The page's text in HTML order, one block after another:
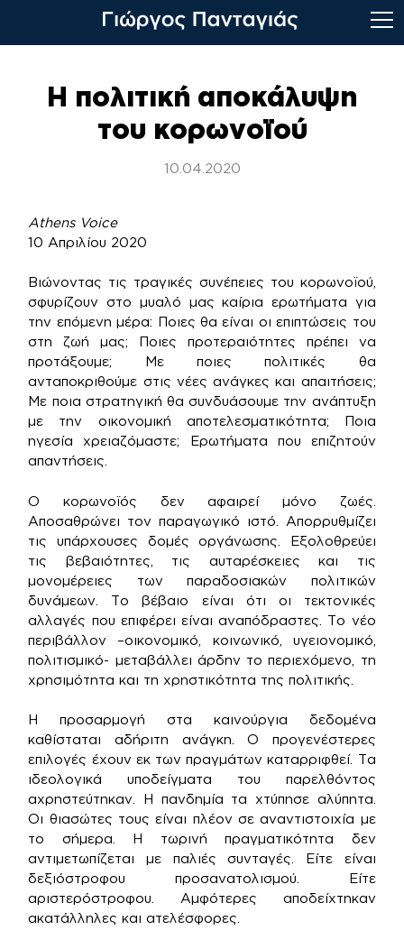
Η πολιτική αποκάλυψη
του κορωνοϊού
10.04.2020
Athens Voice
10 Απριλίου 2020
Βιώνοντας τις τραγικές συνέπειες του κορωνοϊού,
σφυρίζουν στο μυαλό μας καίρια ερωτήματα για
την επόμενη μέρα: Ποιες θα είναι οι επιπτώσεις του
στη ζωή μας; Ποιες προτεραιότητες πρέπει να
προτάξουμε; Με ποιες πολιτικές θα
ανταποκριθούμε στις νέες ανάγκες και απαιτήσεις;
Με ποια στρατηγική θα συνδυάσουμε την ανάπτυξη
με την οικονομική αποτελεσματικότητα; Ποια
ηγεσία χρειαζόμαστε; Ερωτήματα που επιζητούν
απαντήσεις.
Ο κορωνοϊός δεν αφαιρεί μόνο ζωές.
Αποσαθρώνει τον παραγωγικό ιστό. Απορρυθμίζει
τις υπάρχουσες δομές οργάνωσης. Εξολοθρεύει
τις βεβαιότητες, τις αυταρέσκειες και τις
μονομέρειες των παραδοσιακών πολιτικών
δυνάμεων. Το βέβαιο είναι ότι οι τεκτονικές
αλλαγές που επιφέρει είναι αναπόδραστες. Το νέο
περιβάλλον –οικονομικό, κοινωνικό, υγειονομικό,
πολιτισμικό- μεταβάλλει άρδην το περιεχόμενο, τη
χρησιμότητα και τη χρηστικότητα της πολιτικής.
Η προσαρμογή στα καινούργια δεδομένα
καθίσταται αδήριτη ανάγκη. Ο προγενέστερες
επιλογές έχουν εκ των πραγμάτων καταρριφθεί. Τα
ιδεολογικά υποδείγματα του παρελθόντος
αχρηστεύτηκαν. Η πανδημία τα χτύπησε αλύπητα.
Οι θιασώτες τους είναι πλέον σε αναντιστοιχία με
το σήμερα. Η τωρινή πραγματικότητα δεν
αντιμετωπίζεται με παλιές συνταγές. Είτε είναι
δεξιόστροφου προσανατολισμού. Είτε
αριστερόστροφου. Αμφότερες αποδείχτηκαν
ακατάλληλες και ατελέσφορες.